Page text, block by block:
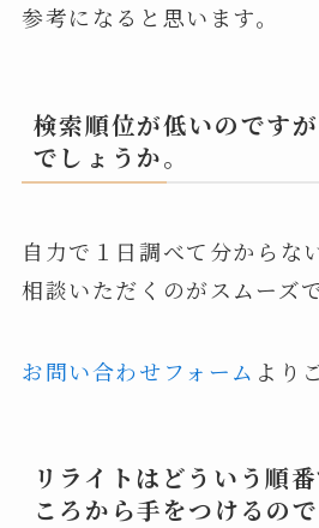
参考になると思います。
検索順位が低いのです
でしょうか。
自力で１日調べて分からな
相談いただくのがスムーズで
お問い合わせフォーム より
リライトはどういう順
ころから手をつけるの